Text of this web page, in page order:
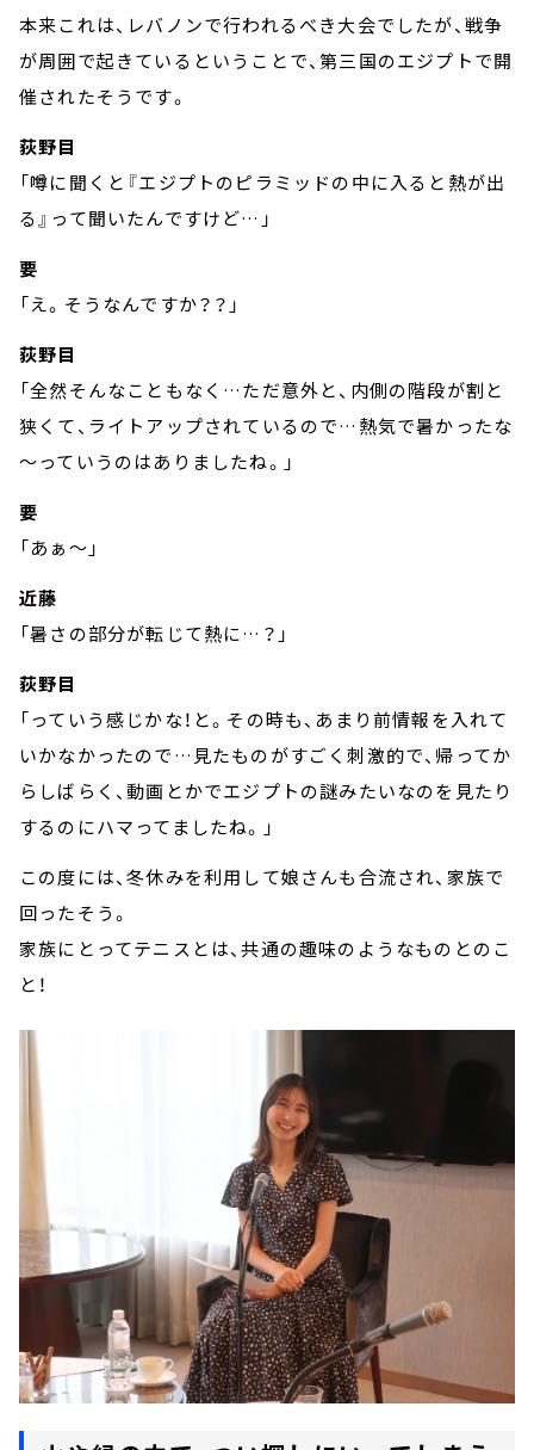
本来これは、レバノンで行われるべき大会でしたが、戦争
が周囲で起きているということで、第三国のエジプトで開
催されたそうです。
荻野目
「噂に聞くと『エジプトのピラミッドの中に入ると熱が出
る』って聞いたんですけど…」
要
「え。そうなんですか？？」
荻野目
「全然そんなこともなく…ただ意外と、内側の階段が割と
狭くて、ライトアップされているので…熱気で暑かったな
～っていうのはありましたね。」
要
「あぁ～」
近藤
「暑さの部分が転じて熱に…？」
荻野目
「っていう感じかな！と。その時も、あまり前情報を入れて
いかなかったので…見たものがすごく刺激的で、帰ってか
らしばらく、動画とかでエジプトの謎みたいなのを見たり
するのにハマってましたね。」
この度には、冬休みを利用して娘さんも合流され、家族で
回ったそう。
家族にとってテニスとは、共通の趣味のようなものとのこ
と！